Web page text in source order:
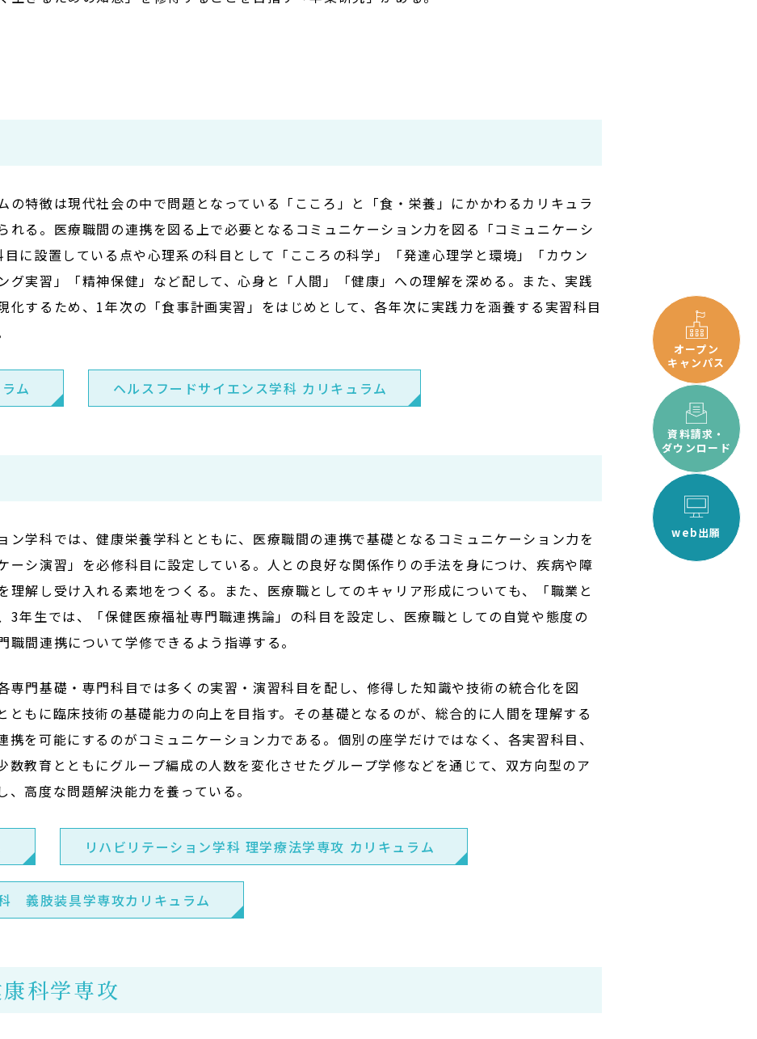
の特徴は現代社会の中で問題となっている「こころ」と「食・栄養」にかかわるカリキュラ
れる。医療職間の連携を図る上で必要となるコミュニケーション力を図る「コミュニケーシ
に設置している点や心理系の科目として「こころの科学」「発達心理学と環境」「カウン
グ実習」「精神保健」など配して、心身と「人間」「健康」への理解を深める。また、実践
化するため、1年次の「食事計画実習」をはじめとして、各年次に実践力を涵養する実習科目
ム ヘルスフードサイエンス学科 カリキュラム
ン学科では、健康栄養学科とともに、医療職間の連携で基礎となるコミュニケーション力を
ーシ演習」を必修科目に設定している。人との良好な関係作りの手法を身につけ、疾病や障
理解し受け入れる素地をつくる。また、医療職としてのキャリア形成についても、「職業と
3年生では、「保健医療福祉専門職連携論」の科目を設定し、医療職としての自覚や態度の
間連携について学修できるよう指導する。
専門基礎・専門科目では多くの実習・演習科目を配し、修得した知識や技術の統合化を図
ともに臨床技術の基礎能力の向上を目指す。その基礎となるのが、総合的に人間を理解する
携を可能にするのがコミュニケーション力である。個別の座学だけではなく、各実習科目、
数教育とともにグループ編成の人数を変化させたグループ学修などを通じて、双方向型のア
高度な問題解決能力を養っている。
リハビリテーション学科 理学療法学専攻 カリキュラム
義肢装具学専攻カリキュラム
科学専攻
オープン
キャンパス
資料請求・
ダウンロード
web出願